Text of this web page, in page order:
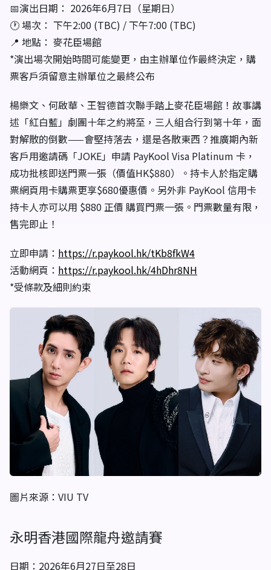
📅演出日期： 2026年6月7日（星期日）
🕐 場次： 下午2:00 (TBC) / 下午7:00 (TBC)
📍 地點： 麥花臣場館
*演出場次開始時間可能變更，由主辦單位作最終決定，購
票客戶須留意主辦單位之最終公布
楊樂文、何啟華、王智德首次聯手踏上麥花臣場館！故事講
述「紅白藍」劇團十年之約將至，三人組合行到第十年，面
對解散的倒數——會堅持落去，還是各散東西？推廣期內新
客戶用邀請碼「JOKE」申請 PayKool Visa Platinum 卡，
成功批核即送門票一張（價值HK$880）。持卡人於指定購
票網頁用卡購票更享$680優惠價。另外非 PayKool 信用卡
持卡人亦可以用 $880 正價 購買門票一張。門票數量有限，
售完即止！
立即申請： https://r.paykool.hk/tKb8fkW4
活動網頁： https://r.paykool.hk/4hDhr8NH
*受條款及細則約束
圖片來源：VIU TV
永明香港國際龍舟邀請賽
日期：2026年6月27日至28日